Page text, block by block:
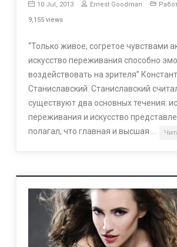
10 Jul, 2013 Ernest Goodman
9,155 views
“Только живое, согретое чувствами
искусство переживания способно
воздействовать на зрителя”
Станиславский. Станиславский
существуют два основных течения:
переживания и искусство
полагал, что главная и высшая …